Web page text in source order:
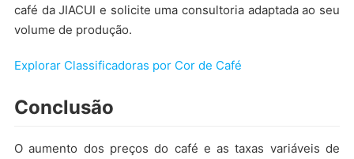
café da JIACUI e solicite uma consultoria adaptada ao seu
volume de produção.
Explorar Classificadoras por Cor de Café
Conclusão
O aumento dos preços do café e as taxas variáveis de